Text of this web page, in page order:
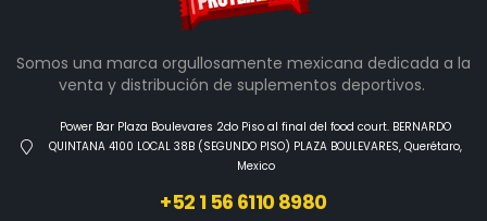
Somos una marca orgullosamente mexicana dedicada a la
venta y distribución de suplementos deportivos.
Power Bar Plaza Boulevares 2do Piso al final del food court. BERNARDO
QUINTANA 4100 LOCAL 38B (SEGUNDO PISO) PLAZA BOULEVARES, Querétaro,
Mexico
+52 1 56 6110 8980